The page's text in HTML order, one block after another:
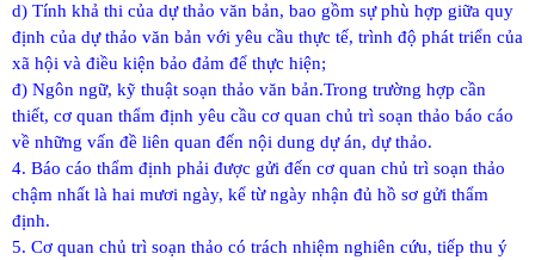
d) Tính khả thi của dự thảo văn bản, bao gồm sự phù hợp giữa quy
định của dự thảo văn bản với yêu cầu thực tế, trình độ phát triển của
xã hội và điều kiện bảo đảm để thực hiện;
đ) Ngôn ngữ, kỹ thuật soạn thảo văn bản.Trong trường hợp cần
thiết, cơ quan thẩm định yêu cầu cơ quan chủ trì soạn thảo báo cáo
về những vấn đề liên quan đến nội dung dự án, dự thảo.
4. Báo cáo thẩm định phải được gửi đến cơ quan chủ trì soạn thảo
chậm nhất là hai mươi ngày, kể từ ngày nhận đủ hồ sơ gửi thẩm
định.
5. Cơ quan chủ trì soạn thảo có trách nhiệm nghiên cứu, tiếp thu ý